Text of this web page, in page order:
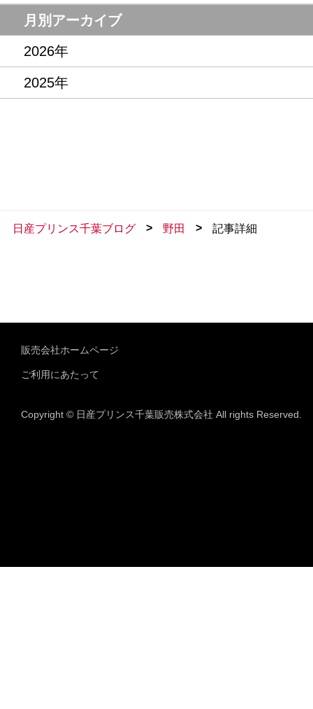
月別アーカイブ
2026年
2025年
日産プリンス千葉ブログ > 野田 > 記事詳細
販売会社ホームページ
ご利用にあたって
Copyright © 日産プリンス千葉販売株式会社 All rights Reserved.